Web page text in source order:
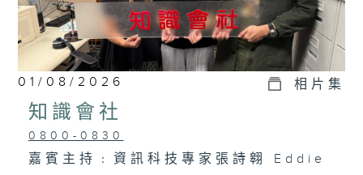
01/08/2026 相片集
知識會社
0800-0830
嘉賓主持﹕資訊科技專家張詩翱 Eddie